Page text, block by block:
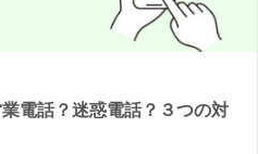
電話？迷惑電話？３つの対